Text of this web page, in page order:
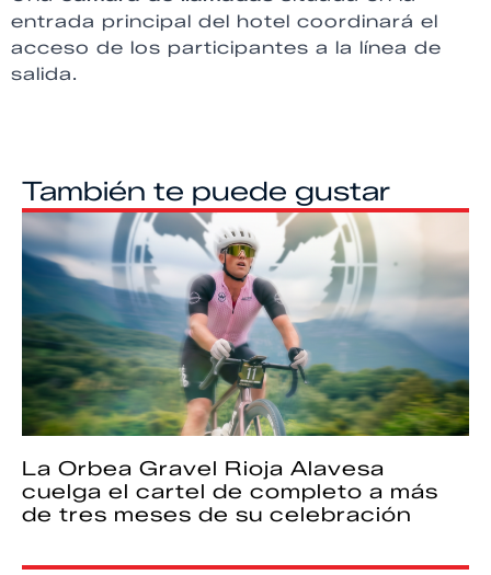
entrada principal del hotel coordinará el
acceso de los participantes a la línea de
salida.
También te puede gustar
La Orbea Gravel Rioja Alavesa
cuelga el cartel de completo a más
de tres meses de su celebración